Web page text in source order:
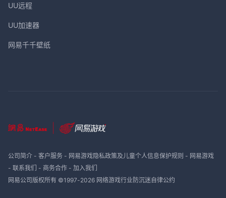
UU远程
UU加速器
网易千千壁纸
公司简介- 客户服务- 网易游戏隐私政策及儿童个人信息保护规则 - 网易游戏
- 联系我们 - 商务合作- 加入我们
网易公司版权所有 ©1997-2026 网络游戏行业防沉迷自律公约